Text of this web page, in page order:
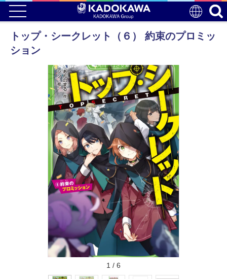
トップ・シークレット（６） 約束のプロミッ
ション
1 / 6